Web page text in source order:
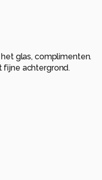
glas, complimenten.
fijne achtergrond.